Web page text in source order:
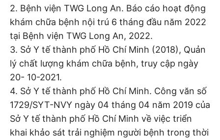
2. Bệnh viện TWG Long An. Báo cáo hoạt động
khám chữa bệnh nội trú 6 tháng đầu năm 2022
tại Bệnh viện TWG Long An, 2022.
3. Sở Y tế thành phố Hồ Chí Minh (2018), Quản
lý chất lượng khám chữa bệnh, truy cập ngày
20- 10-2021.
4. Sở Y tế thành phố Hồ Chí Minh. Công văn số
1729/SYT-NVY ngày 04 tháng 04 năm 2019 của
Sở Y tế thành phố Hồ Chí Minh về việc triển
khai khảo sát trải nghiệm người bệnh trong thời